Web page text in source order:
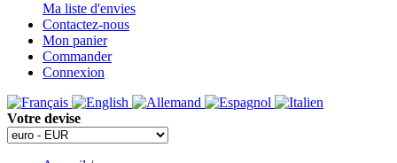
Ma liste d'envies
Contactez-nous
Mon panier
Commander
Connexion
Votre devise